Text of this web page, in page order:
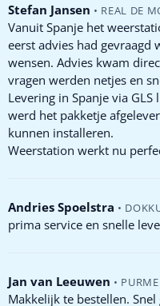
Stefan Jansen • REAL DE
Vanuit Spanje het
eerst advies had gevraagd
wensen. Advies kwam
vragen werden netjes en
Levering in Spanje via
werd het pakketje
kunnen installeren.
Weerstation werkt nu
Andries Spoelstra •
prima service en snelle
Jan van Leeuwen •
Makkelijk te bestellen.